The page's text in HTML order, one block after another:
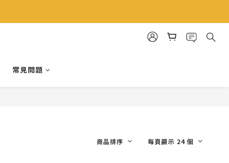
常見問題
商品排序 每頁顯示 24 個